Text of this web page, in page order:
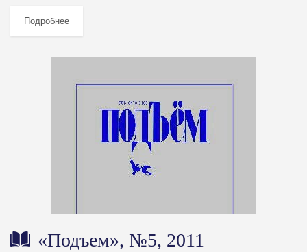
Подробнее
«Подъем», №5, 2011